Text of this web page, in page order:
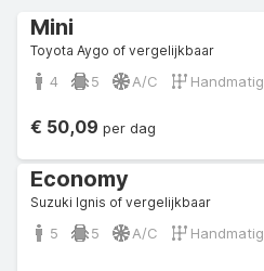
Mini
Toyota Aygo of vergelijkbaar
4 5 A/C Handmatig
€ 50,09 per dag
Economy
Suzuki Ignis of vergelijkbaar
5 5 A/C Handmatig